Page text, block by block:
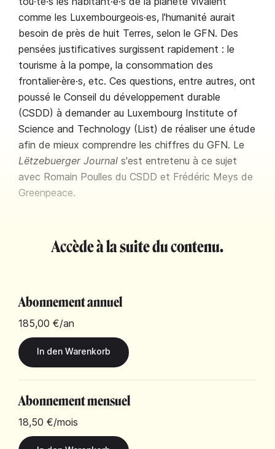
comme les Luxembourgeois·es, l'humanité aurait
besoin de près de huit Terres, selon le GFN. Des
pensées justificatives surgissent rapidement : le
tourisme à la pompe, la consommation des
frontalier·ère·s, etc. Ces questions, entre autres, ont
poussé le Conseil du développement durable
(CSDD) à demander au Luxembourg Institute of
Science and Technology (List) de réaliser une étude
afin de mieux comprendre les chiffres du GFN. Le
Lëtzebuerger Journal s'est entretenu à ce sujet
avec Romain Poulles du CSDD et Frédéric Meys de
Greenpeace.
Accède à la suite du contenu.
Abonnement annuel
185,00 €/an
Abonnement mensuel
18,50 €/mois